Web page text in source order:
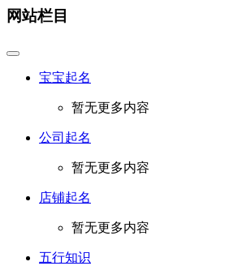
网站栏目
宝宝起名
暂无更多内容
公司起名
暂无更多内容
店铺起名
暂无更多内容
五行知识